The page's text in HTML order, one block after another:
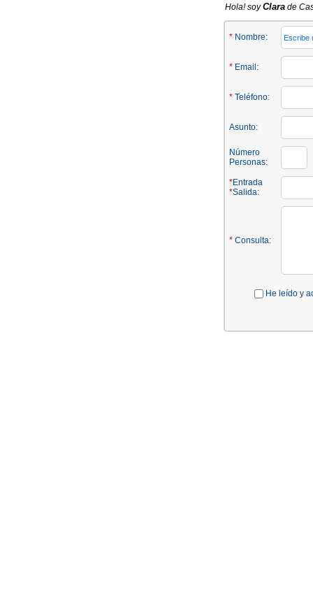
Hola! soyClara de
* Nombre:
* Email:
* Teléfono:
Asunto:
Número
Personas:
*Entrada
*Salida:
* Consulta:
He leído y